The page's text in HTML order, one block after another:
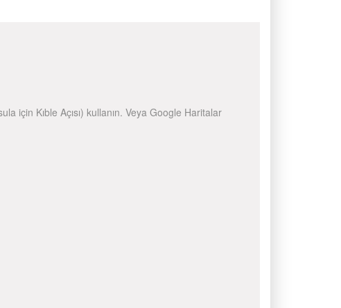
için Kıble Açısı) kullanın. Veya Google Haritalar